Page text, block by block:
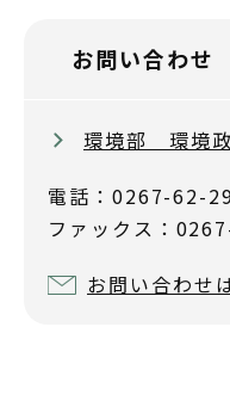
お問い合わせ
環境部 環境
電話：0267-62-
ファックス：
お問い合わせ